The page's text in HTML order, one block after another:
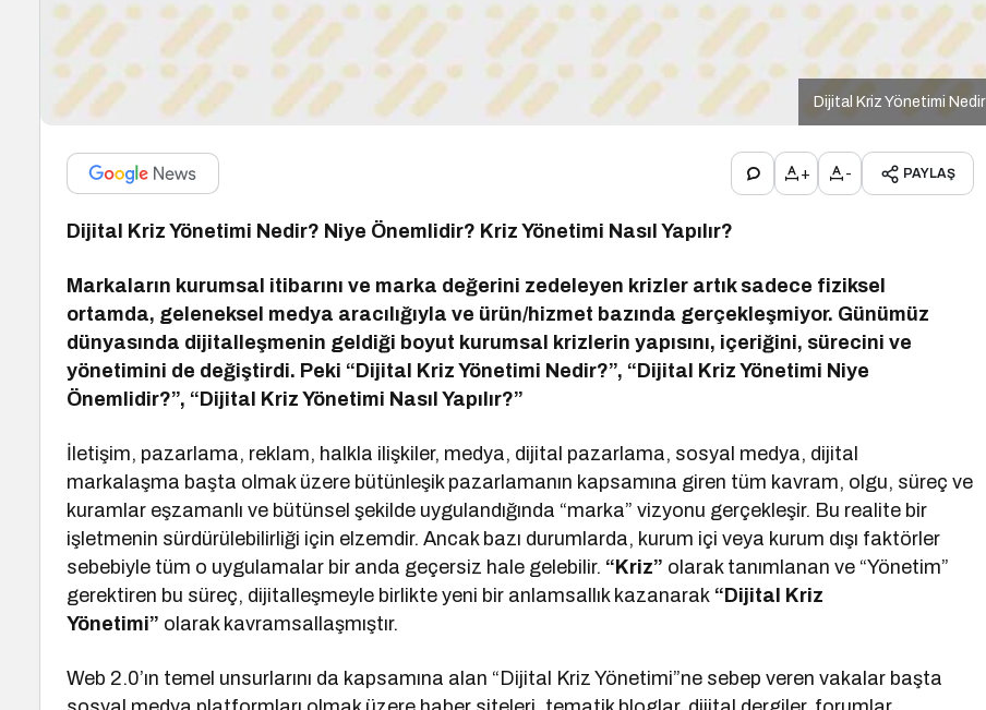
Dijital Kriz Yönetimi Nedir
+ - PAYLAŞ
Dijital Kriz Yönetimi Nedir? Niye Önemlidir? Kriz Yönetimi Nasıl Yapılır?
Markaların kurumsal itibarını ve marka değerini zedeleyen krizler artık sadece fiziksel
ortamda, geleneksel medya aracılığıyla ve ürün/hizmet bazında gerçekleşmiyor. Günümüz
dünyasında dijitalleşmenin geldiği boyut kurumsal krizlerin yapısını, içeriğini, sürecini ve
yönetimini de değiştirdi. Peki “Dijital Kriz Yönetimi Nedir?”, “Dijital Kriz Yönetimi Niye
Önemlidir?”, “Dijital Kriz Yönetimi Nasıl Yapılır?”
İletişim, pazarlama, reklam, halkla ilişkiler, medya, dijital pazarlama, sosyal medya, dijital
markalaşma başta olmak üzere bütünleşik pazarlamanın kapsamına giren tüm kavram, olgu, süreç ve
kuramlar eşzamanlı ve bütünsel şekilde uygulandığında “marka” vizyonu gerçekleşir. Bu realite bir
işletmenin sürdürülebilirliği için elzemdir. Ancak bazı durumlarda, kurum içi veya kurum dışı faktörler
sebebiyle tüm o uygulamalar bir anda geçersiz hale gelebilir. “Kriz” olarak tanımlanan ve “Yönetim”
gerektiren bu süreç, dijitalleşmeyle birlikte yeni bir anlamsallık kazanarak “Dijital Kriz
Yönetimi” olarak kavramsallaşmıştır.
Web 2.0’ın temel unsurlarını da kapsamına alan “Dijital Kriz Yönetimi”ne sebep veren vakalar başta